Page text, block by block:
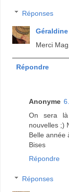
Réponses
Géraldine
Merci
Répondre
Anonyme
On sera
nouvelles ;)
Belle année
Bises
Répondre
Réponses